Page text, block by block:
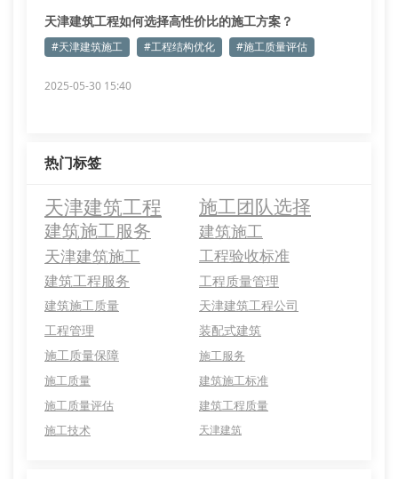
天津建筑工程如何选择高性价比的施工方案？
#天津建筑施工 #工程结构优化 #施工质量评估
2025-05-30 15:40
热门标签
天津建筑工程 施工团队选择
建筑施工服务
建筑施工
天津建筑施工
工程验收标准
建筑工程服务 工程质量管理
建筑施工质量
天津建筑工程公司
工程管理
装配式建筑
施工质量保障
施工服务
施工质量
建筑施工标准
施工质量评估
建筑工程质量
施工技术
天津建筑